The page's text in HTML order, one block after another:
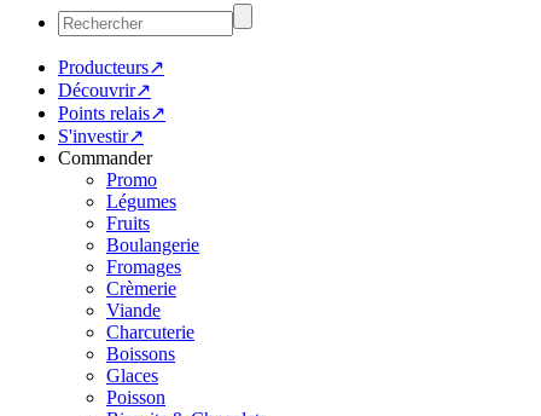
Producteurs↗
Découvrir↗
Points relais↗
S'investir↗
Commander
Promo
Légumes
Fruits
Boulangerie
Fromages
Crèmerie
Viande
Charcuterie
Boissons
Glaces
Poisson